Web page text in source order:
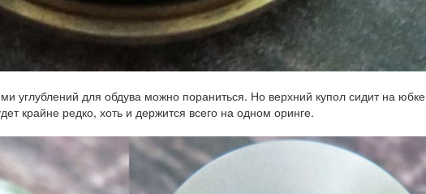
углублений для обдува можно пораниться. Но верхний купол сидит на юбке
крайне редко, хоть и держится всего на одном оринге.